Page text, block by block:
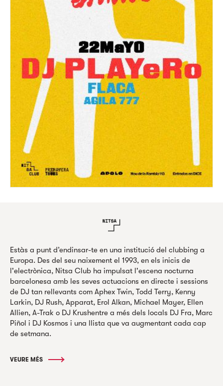
Estàs a punt d’endinsar-te en una institució del clubbing a
Europa. Des del seu naixement el 1993, en els inicis de
l'electrònica, Nitsa Club ha impulsat l'escena nocturna
barcelonesa amb les seves actuacions en directe i sessions
de DJ tan rellevants com Aphex Twin, Todd Terry, Kenny
Larkin, DJ Rush, Apparat, Erol Alkan, Michael Mayer, Ellen
Allien, A-Trak o DJ Krushentre a més dels locals DJ Fra, Marc
Piñol i DJ Kosmos i una llista que va augmentant cada cap
de setmana.
VEURE MÉS